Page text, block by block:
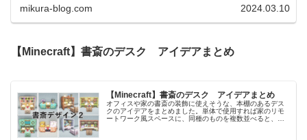
mikura-blog.com 2024.03.10
【Minecraft】書斎のデスク アイデアまとめ
【Minecraft】書斎のデスク アイデアまとめ
オフィスや家の書斎の装飾に使えそうな、本棚のあるデス
クのアイデアをまとめました。単体で使用すれば家のリモ
ートワーク風スペースに、同種のものを複数並べると、オ